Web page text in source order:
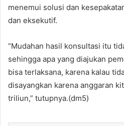
menemui solusi dan
dan eksekutif.
“Mudahan hasil konsultasi itu
sehingga apa yang diajukan
bisa terlaksana, karena kalau
disayangkan karena anggaran
triliun,” tutupnya.(dm5)